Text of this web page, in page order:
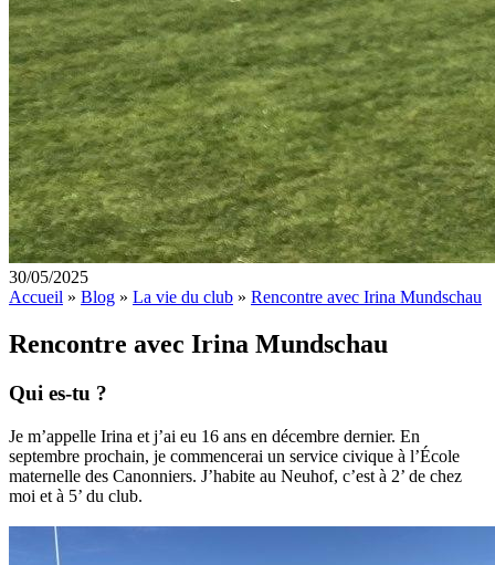
30/05/2025
Accueil » Blog » La vie du club » Rencontre avec Irina Mundschau
Rencontre avec Irina Mundschau
Qui es-tu ?
Je m’appelle Irina et j’ai eu 16 ans en décembre dernier. En
septembre prochain, je commencerai un service civique à l’École
maternelle des Canonniers. J’habite au Neuhof, c’est à 2’ de chez
moi et à 5’ du club.